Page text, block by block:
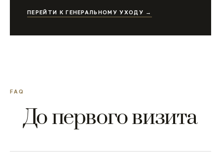
ПЕРЕЙТИ К ГЕНЕРАЛЬНОМУ УХОДУ →
FAQ
До первого визита